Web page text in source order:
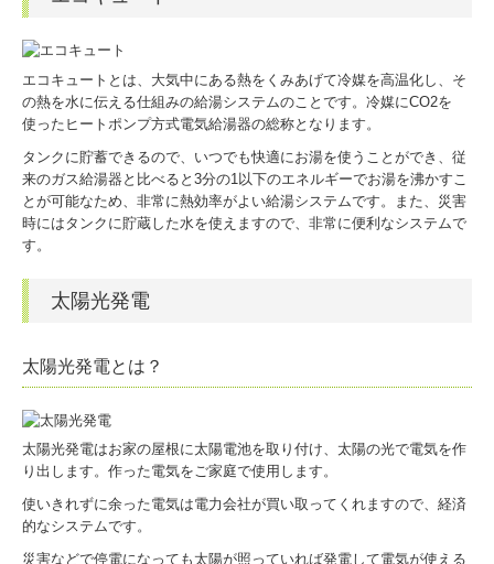
エコキュートとは、大気中にある熱をくみあげて冷媒を高温化し、そ
の熱を水に伝える仕組みの給湯システムのことです。冷媒にCO2を
使ったヒートポンプ方式電気給湯器の総称となります。
タンクに貯蓄できるので、いつでも快適にお湯を使うことができ、従
来のガス給湯器と比べると3分の1以下のエネルギーでお湯を沸かすこ
とが可能なため、非常に熱効率がよい給湯システムです。また、災害
時にはタンクに貯蔵した水を使えますので、非常に便利なシステムで
す。
太陽光発電
太陽光発電とは？
太陽光発電はお家の屋根に太陽電池を取り付け、太陽の光で電気を作
り出します。作った電気をご家庭で使用します。
使いきれずに余った電気は電力会社が買い取ってくれますので、経済
的なシステムです。
災害などで停電になっても太陽が照っていれば発電して電気が使える